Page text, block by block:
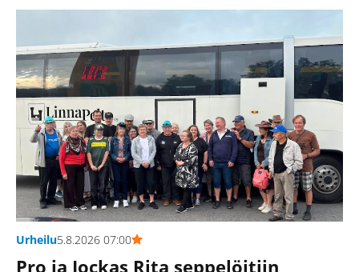
Urheilu5.8.2026 07:00
Pro ja Jockas Rita seppelöitiin